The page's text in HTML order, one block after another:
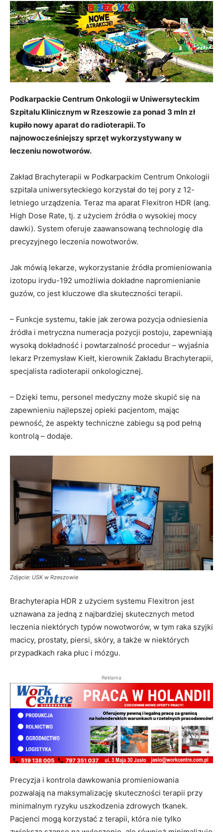
Podkarpackie Centrum Onkologii w Uniwersyteckim
Szpitalu Klinicznym w Rzeszowie za ponad 3 mln zł
kupiło nowy aparat do radioterapii. To
najnowocześniejszy sprzęt wykorzystywany w
leczeniu nowotworów.
Zakład Brachyterapii w Podkarpackim Centrum Onkologii
szpitala uniwersyteckiego korzystał do tej pory z 12-
letniego urządzenia. Teraz ma aparat Flexitron HDR (ang.
High Dose Rate, tj. z użyciem źródła o wysokiej mocy
dawki). System oferuje zaawansowaną technologię dla
precyzyjnego leczenia nowotworów.
Jak mówią lekarze, wykorzystanie źródła promieniowania
izotopu irydu-192 umożliwia dokładne napromienianie
guzów, co jest kluczowe dla skuteczności terapii.
– Funkcje systemu, takie jak zerowa pozycja odniesienia
źródła i metryczna numeracja pozycji postoju, zapewniają
wysoką dokładność i powtarzalność procedur – wyjaśnia
lekarz Przemysław Kiełt, kierownik Zakładu Brachyterapii,
specjalista radioterapii onkologicznej.
– Dzięki temu, personel medyczny może skupić się na
zapewnieniu najlepszej opieki pacjentom, mając
pewność, że aspekty techniczne zabiegu są pod pełną
kontrolą – dodaje.
Zdjęcie: USK w Rzeszowie
Brachyterapia HDR z użyciem systemu Flexitron jest
uznawana za jedną z najbardziej skutecznych metod
leczenia niektórych typów nowotworów, w tym raka szyjki
macicy, prostaty, piersi, skóry, a także w niektórych
przypadkach raka płuc i mózgu.
Reklama
Precyzja i kontrola dawkowania promieniowania
pozwalają na maksymalizację skuteczności terapii przy
minimalnym ryzyku uszkodzenia zdrowych tkanek.
Pacjenci mogą korzystać z terapii, która nie tylko